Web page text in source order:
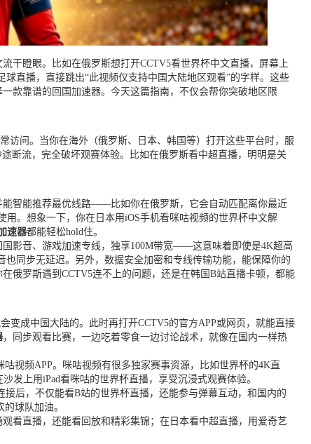
干瞪眼。比如在俄罗斯想打开CCTV5看世界杯中文直播，屏幕上
直播，直接跳出“此视频仅支持中国大陆地区观看”的字样。这些
款靠谱的回国加速器。今天这篇指南，不仅会帮你突破地区限
访问。当你在海外（俄罗斯、日本、韩国等）打开这些平台时，服
断流，完全破坏观赛体验。比如在俄罗斯看中超直播，明明是关
能智能推荐最优线路——比如你在俄罗斯，它会自动匹配离你最近
用。想象一下，你在日本用iOS手机看咪咕视频的世界杯中文解
速器都能轻松hold住。
影音、游戏加速专线，独享100M带宽——这意味着即使是4K超高
同步无延迟。另外，数据安全加密和专线传输功能，能保障你的
俄罗斯遇到CCTV5连不上的问题，还是在韩国B站直播卡顿，都能
变成中国大陆的。此时再打开CCTV5的官方APP或网页，就能直接
，同步观看比赛，一边吃着零食一边讨论战术，就像在国内一样热
视频APP。咪咕视频有很多独家赛事资源，比如世界杯的4K直
发上用iPad看咪咕的世界杯直播，享受沉浸式观赛体验。
接后，不仅能看B站的世界杯直播，还能参与弹幕互动，和国内的
球队加油。
看直播，还能看回放和精彩集锦；在日本看中超直播，用爱奇艺